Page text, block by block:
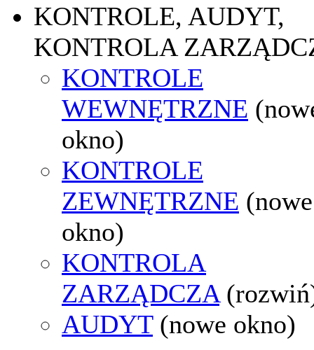
KONTROLE, AUDYT,
KONTROLA
KONTROLE
WEWNĘTRZNE
okno)
KONTROLE
ZEWNĘTRZNE (nowe
okno)
KONTROLA
ZARZĄDCZA
AUDYT (nowe okno)